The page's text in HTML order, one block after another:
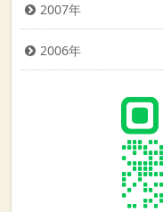
2007年
2006年